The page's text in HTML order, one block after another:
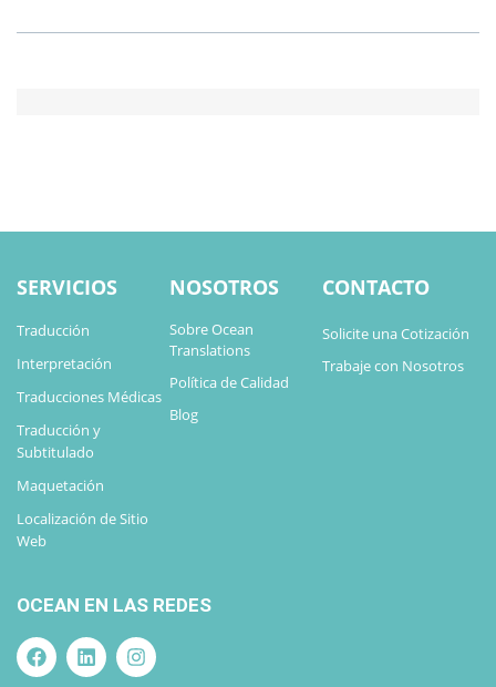
SERVICIOS
Traducción
Interpretación
Traducciones Médicas
Traducción y
Subtitulado
Maquetación
Localización de Sitio
Web
NOSOTROS
Sobre Ocean
Translations
Política de Calidad
Blog
CONTACTO
Solicite una Cotización
Trabaje con Nosotros
OCEAN EN LAS REDES